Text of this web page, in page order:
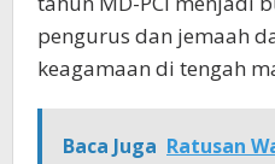
pengurus dan jemaah
keagamaan di tengah
Baca Juga Ratusan